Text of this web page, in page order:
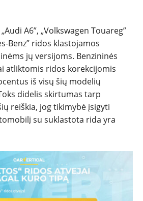
A6”, „Volkswagen Touareg”
Benz” ridos klastojamos
jų versijoms. Benzininės
atliktomis ridos korekcijomis
iš visų šių modelių
didelis skirtumas tarp
reiškia, jog tikimybė įsigyti
su suklastota rida yra